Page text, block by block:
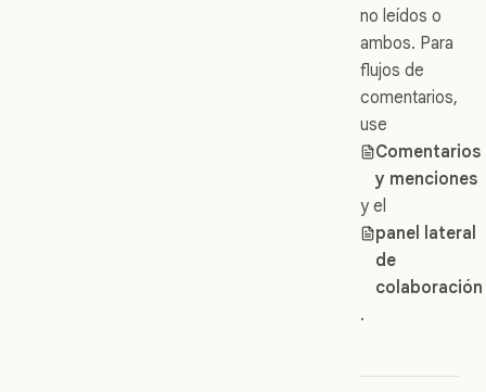
no leídos o
ambos. Para
flujos de
comentarios,
use
Comentarios
y menciones
y el
panel lateral
de
colaboración
.